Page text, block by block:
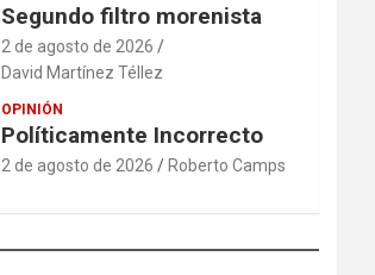
Segundo filtro morenista
2 de agosto de 2026
David Martínez Téllez
OPINIÓN
Políticamente Incorrecto
2 de agosto de 2026 Roberto Camps